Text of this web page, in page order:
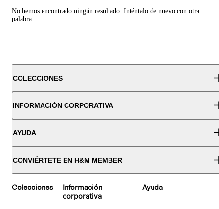
No hemos encontrado ningún resultado. Inténtalo de nuevo con otra
palabra.
COLECCIONES
INFORMACIÓN CORPORATIVA
AYUDA
CONVIÉRTETE EN H&M MEMBER
Colecciones
Información
corporativa
Ayuda